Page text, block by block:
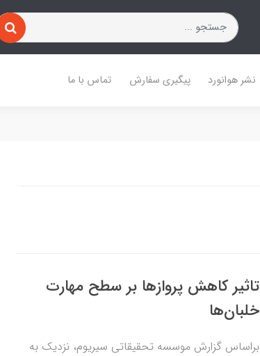
نشر هوانورد پیگیری سفارش تماس با ما
تاثیر کاهش پروازها بر سطح مهارت
خلبان‌ها
براساس گزارش موسسه تحقیقاتی سیریوم، نزدیک به